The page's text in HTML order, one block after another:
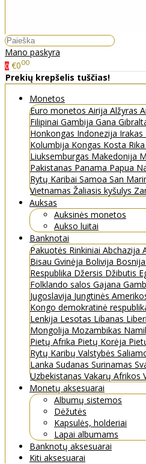
Mano paskyra
0 €000
Prekių krepšelis tuščias!
Monetos
Euro monetos Airija Alžyras
Filipinai Gambija Gana
Honkongas Indonezija Irakas
Kolumbija Kongas Kosta Rika
Liuksemburgas Makedonija
Pakistanas Panama Papua
Rytų Karibai Samoa San
Vietnamas Žaliasis kyšulys
Auksas
Auksinės monetos
Aukso luitai
Banknotai
Pakuotės Rinkiniai Abchazija
Bisau Gvinėja Bolivija
Respublika Džersis Džibutis
Folklando salos Gajana
Jugoslavija Jungtinės
Kongo demokratinė
Lenkija Lesotas Libanas
Mongolija Mozambikas
Pietų Afrika Pietų Korėja
Rytų Karibų Valstybės
Lanka Sudanas Surinamas
Uzbekistanas Vakarų Afrikos
Monetų aksesuarai
Albumų sistemos
Dėžutės
Kapsulės, holderiai
Lapai albumams
Banknotų aksesuarai
Kiti aksesuarai